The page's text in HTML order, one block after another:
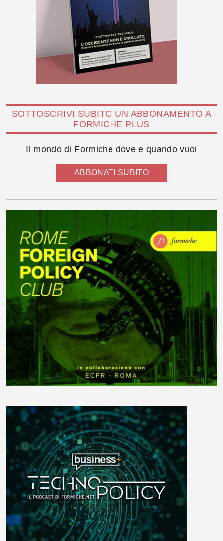
SOTTOSCRIVI SUBITO UN ABBONAMENTO A
FORMICHE PLUS
Il mondo di Formiche dove e quando vuoi
ABBONATI SUBITO